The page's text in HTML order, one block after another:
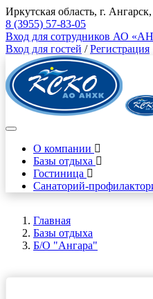
Иркутская область, г.
8 (3955) 57-83-05
Вход для сотрудников АО
Вход для гостей /Регистрация
О компании
Базы отдыха
Гостиница
Санаторий-
Главная
Базы отдыха
Б/О "Ангара"